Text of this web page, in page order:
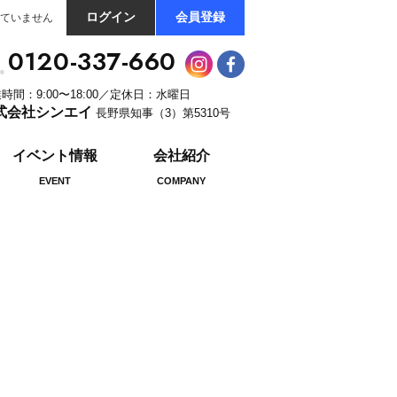
いません ログイン 会員登録
0120-337-660
間：9:00〜18:00／定休日：水曜日
会社シンエイ 長野県知事（3）第5310号
イベント情報
EVENT
会社紹介
COMPANY